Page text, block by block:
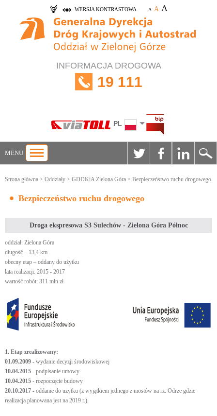
WERSJA KONTRASTOWA A A A
INFORMACJA DROGOWA
19 111
PL
MENU
Strona główna > Oddziały > GDDKiA Zielona Góra > Bezpieczeństwo ruchu drogowego
Bezpieczeństwo ruchu drogowego
Droga ekspresowa S3 Sulechów - Zielona Góra Północ
oddział: Zielona Góra
długość – 13,4 km
obecny etap – oddany do użytku
lata realizacji: 2015 - 2017
wartość robót: 311 mln zł
1. Etap zrealizowany:
01.09.2009 - wydanie decyzji środowiskowej
10.04.2015 - podpisanie umowy
10.04.2015 - rozpoczęcie budowy
20.10.2017 - oddanie do użytku (z wyjątkiem jednego z mostów na rz. Odrze gdzie
realizacja planowana jest na 2019 r.).